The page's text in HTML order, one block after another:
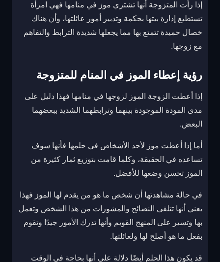
إذا رأت المتزوجة أنها تشتري موز في منامها فهي امرأة
تستطيع إدارة بيتها بحكمة وتدبير أمور عائلتها، وأن هناك
خصال حميدة تتمتع بها مما يجعلها شديدة الترابط والتفاهم
مع زوجها.
رؤية إعطاء الموز في المنام للمتزوجة
إذا أعطت الزوجة الموز لزوجها في منامها فهذا دليل على
مدى المودة الموجودة بينهما وترابطهما الشديد ببعضهما
البعض.
أما إذا أعطت موز لأحد الأشخاص في حلمها فأنها سوف
تساعده في الحقيقة، وكلما قامت بتوزيع ثمار كثيرة من
الموز تحسن وضعها للأفضل.
في حالة مشاهدتها أن شخص ما هو من يقدم لها الموز فهذا
يعني أنها تتلقى النصائح والمشورات من هذا الشخص وتعمل
بها وتسير على المنهج القويم وأنها تدرك الأمور جيدًا وتقوم
بفعل ما هو أصلح لها ولعائلتها.
قد يكون هذا الحلم أيضًا دلالة على أنها بحاجة في الوقت